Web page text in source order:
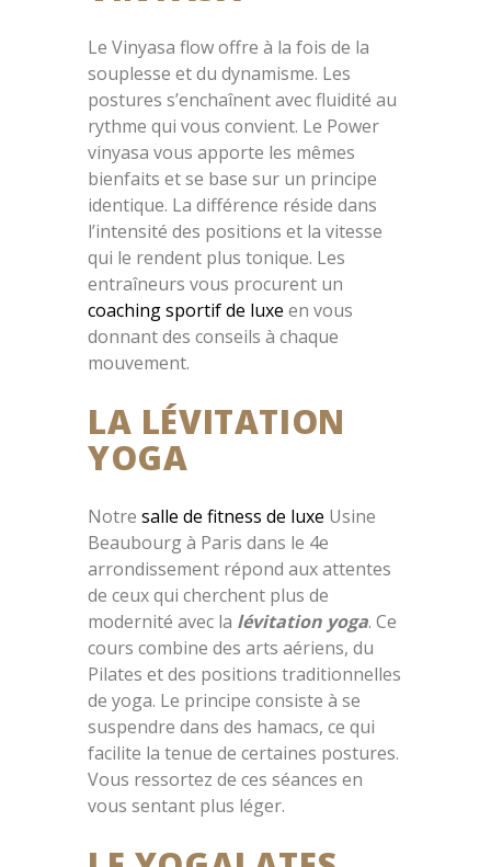
Le Vinyasa flow offre à la fois de la
souplesse et du dynamisme. Les
postures s’enchaînent avec fluidité au
rythme qui vous convient. Le Power
vinyasa vous apporte les mêmes
bienfaits et se base sur un principe
identique. La différence réside dans
l’intensité des positions et la vitesse
qui le rendent plus tonique. Les
entraîneurs vous procurent un
coaching sportif de luxe en vous
donnant des conseils à chaque
mouvement.
LA LÉVITATION
YOGA
Notre salle de fitness de luxe Usine
Beaubourg à Paris dans le 4e
arrondissement répond aux attentes
de ceux qui cherchent plus de
modernité avec la lévitation yoga. Ce
cours combine des arts aériens, du
Pilates et des positions traditionnelles
de yoga. Le principe consiste à se
suspendre dans des hamacs, ce qui
facilite la tenue de certaines postures.
Vous ressortez de ces séances en
vous sentant plus léger.